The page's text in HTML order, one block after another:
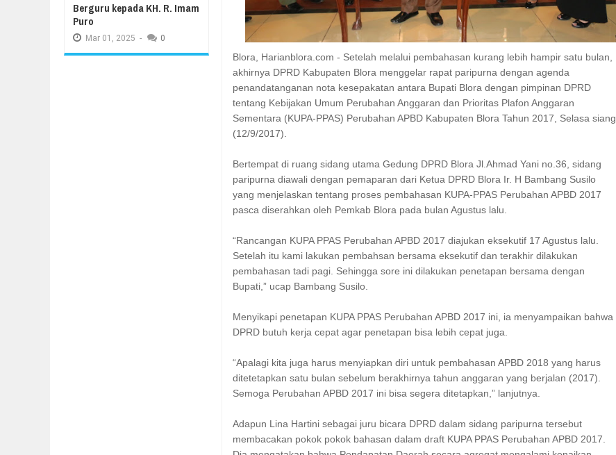
Blora, Harianblora.com - Setelah melalui pembahasan kurang lebih hampir satu bulan,
akhirnya DPRD Kabupaten Blora menggelar rapat paripurna dengan agenda
penandatanganan nota kesepakatan antara Bupati Blora dengan pimpinan DPRD
tentang Kebijakan Umum Perubahan Anggaran dan Prioritas Plafon Anggaran
Sementara (KUPA-PPAS) Perubahan APBD Kabupaten Blora Tahun 2017, Selasa siang
(12/9/2017).
Bertempat di ruang sidang utama Gedung DPRD Blora Jl.Ahmad Yani no.36, sidang
paripurna diawali dengan pemaparan dari Ketua DPRD Blora Ir. H Bambang Susilo
yang menjelaskan tentang proses pembahasan KUPA-PPAS Perubahan APBD 2017
pasca diserahkan oleh Pemkab Blora pada bulan Agustus lalu.
“Rancangan KUPA PPAS Perubahan APBD 2017 diajukan eksekutif 17 Agustus lalu.
Setelah itu kami lakukan pembahsan bersama eksekutif dan terakhir dilakukan
pembahasan tadi pagi. Sehingga sore ini dilakukan penetapan bersama dengan
Bupati,” ucap Bambang Susilo.
Menyikapi penetapan KUPA PPAS Perubahan APBD 2017 ini, ia menyampaikan bahwa
DPRD butuh kerja cepat agar penetapan bisa lebih cepat juga.
“Apalagi kita juga harus menyiapkan diri untuk pembahasan APBD 2018 yang harus
ditetetapkan satu bulan sebelum berakhirnya tahun anggaran yang berjalan (2017).
Semoga Perubahan APBD 2017 ini bisa segera ditetapkan,” lanjutnya.
Adapun Lina Hartini sebagai juru bicara DPRD dalam sidang paripurna tersebut
membacakan pokok pokok bahasan dalam draft KUPA PPAS Perubahan APBD 2017.
Berguru kepada KH. R. Imam
Puro
Mar 01, 2025 - 0